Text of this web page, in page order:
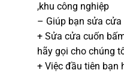
,khu công nghiệp
– Giúp bạn sửa
+ Sửa cửa cuốn
hãy gọi cho chúng
+ Việc đầu tiên bạn